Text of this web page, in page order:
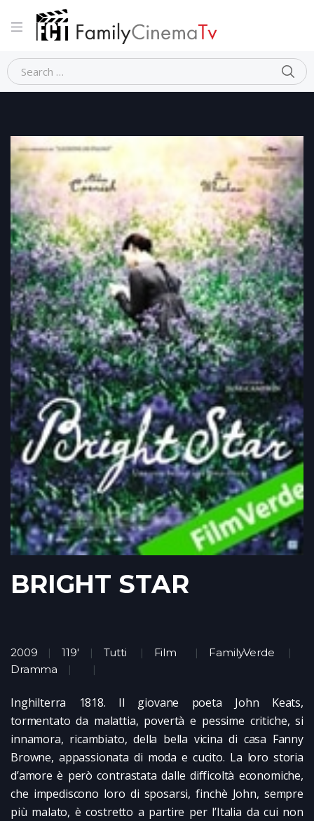
Home Dramma
BRIGHT STAR
2009 119' Tutti Film
FamilyVerde
Dramma
Inghilterra 1818. Il giovane poeta John Keats,
tormentato da malattia, povertà e pessime critiche, si
innamora, ricambiato, della bella vicina di casa Fanny
Browne, appassionata di moda e cucito. La loro storia
d’amore è però contrastata dalle difficoltà economiche,
che impediscono loro di sposarsi, finchè John, sempre
più malato, è costretto a partire per l’Italia da cui non